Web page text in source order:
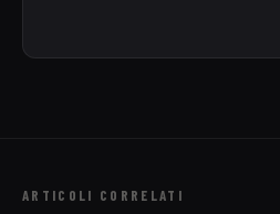
ARTICOLI CORRELATI